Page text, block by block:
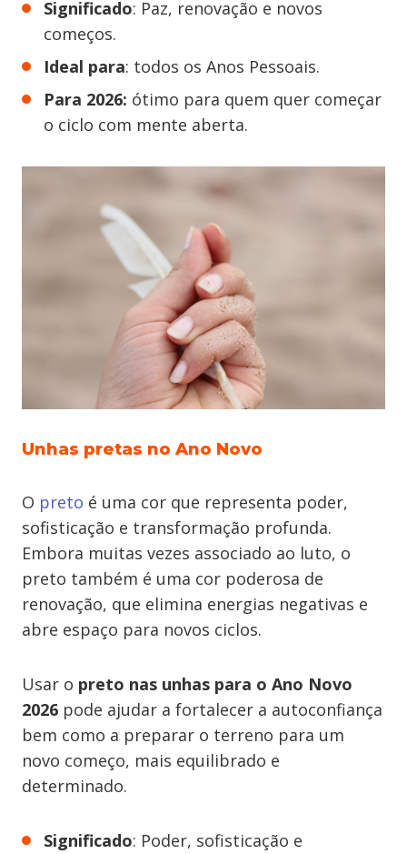
Significado: Paz, renovação e novos
começos.
Ideal para: todos os Anos Pessoais.
Para 2026: ótimo para quem quer começar
o ciclo com mente aberta.
Unhas pretas no Ano Novo
O preto é uma cor que representa poder,
sofisticação e transformação profunda.
Embora muitas vezes associado ao luto, o
preto também é uma cor poderosa de
renovação, que elimina energias negativas e
abre espaço para novos ciclos.
Usar o preto nas unhas para o Ano Novo
2026 pode ajudar a fortalecer a autoconfiança
bem como a preparar o terreno para um
novo começo, mais equilibrado e
determinado.
Significado: Poder, sofisticação e